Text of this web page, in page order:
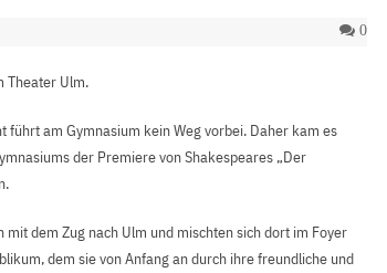
0
Theater Ulm.
am Gymnasium kein Weg vorbei. Daher kam es
der Premiere von Shakespeares „Der
dem Zug nach Ulm und mischten sich dort im Foyer
dem sie von Anfang an durch ihre freundliche und